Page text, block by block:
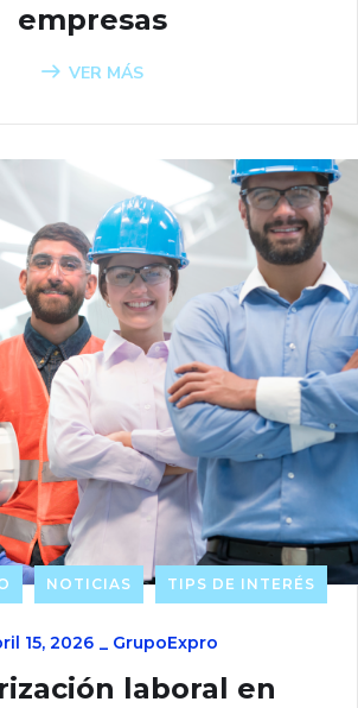
empresas
VER MÁS
NOTICIAS TIPS DE INTERÉS
15, 2026 _ GrupoExpro
laboral en